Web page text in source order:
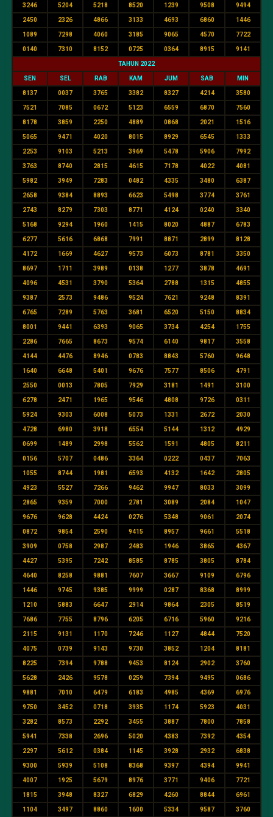
3246 5204 5218 8520 1239 9508 9494
2450 2326 4866 3133 4693 6860 1446
1089 7298 4060 3185 9065 4570 7722
0140 7310 8152 0725 0364 8915 9141
TAHUN 2022
SEN SEL RAB KAM JUM SAB MIN
8137 0037 3765 3382 8327 4214 3580
7521 7085 0672 5123 6559 6870 7560
8178 3859 2250 4889 0868 2021 1516
5065 9471 4020 8015 8929 6545 1333
2253 9103 5213 3969 5478 5906 7992
3763 8740 2815 4615 7178 4022 4081
5982 3949 7283 0482 4335 3480 6387
2658 9384 8893 6623 5498 3774 3761
2743 8279 7303 8771 4124 0240 3340
5168 9294 1960 1415 8020 4887 6783
6277 5616 6868 7991 8871 2899 8128
4172 1669 4627 9573 6073 8781 3350
8697 1711 3989 0138 1277 3878 4691
4096 4531 3790 5364 2788 1315 4855
9387 2573 9486 9524 7621 9248 8391
6765 7289 5763 3681 6520 5150 8834
8001 9441 6393 9065 3734 4254 1755
2286 7665 8673 9574 6140 9817 3558
4144 4476 8946 0783 8843 5760 9648
1640 6648 5401 9676 7577 8506 4791
2550 0013 7805 7929 3181 1491 3100
6278 2471 1965 9546 4808 9726 0311
5924 9303 6008 5073 1331 2672 2030
4728 6980 3918 6554 5144 1312 4929
0699 1489 2998 5562 1591 4805 8211
0156 5707 0486 3364 0222 0437 7063
1055 8744 1981 6593 4132 1642 2805
4923 5527 7266 9462 9947 8033 3099
2865 9359 7000 2781 3089 2084 1047
9676 9628 4424 0276 5348 9061 2074
0872 9854 2590 9415 8957 9661 5518
3909 0758 2987 2483 1946 3865 4367
4427 5395 7242 8585 8785 3805 8784
4640 8258 9881 7607 3667 9109 6796
1446 9745 9385 9999 0287 8368 8999
1210 5883 6647 2914 9864 2305 8519
7686 7755 8796 6205 6716 5960 9216
2115 9131 1170 7246 1127 4844 7520
4075 0739 9143 9730 3852 1204 8181
8225 7394 9788 9453 8124 2902 3760
5628 2426 9578 0259 7394 9495 0686
9881 7010 6479 6183 4985 4369 6976
9750 3452 0718 3935 1174 5923 4031
3282 8573 2292 3455 3887 7800 7858
5941 7338 2696 5020 4383 7392 4354
2297 5612 0384 1145 3928 2932 6838
9300 5939 5108 8368 9397 4394 9941
4007 1925 5679 8976 3771 9406 7721
1815 3948 8327 6829 4260 8844 6961
1104 3497 8860 1600 5334 9587 3760